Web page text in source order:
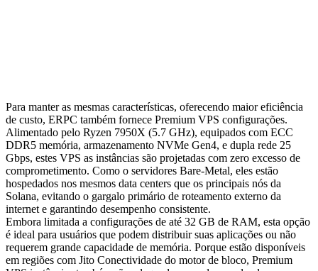
Para manter as mesmas características, oferecendo maior eficiência
de custo, ERPC também fornece Premium VPS configurações.
Alimentado pelo Ryzen 7950X (5.7 GHz), equipados com ECC
DDR5 memória, armazenamento NVMe Gen4, e dupla rede 25
Gbps, estes VPS as instâncias são projetadas com zero excesso de
comprometimento. Como o servidores Bare-Metal, eles estão
hospedados nos mesmos data centers que os principais nós da
Solana, evitando o gargalo primário de roteamento externo da
internet e garantindo desempenho consistente.
Embora limitada a configurações de até 32 GB de RAM, esta opção
é ideal para usuários que podem distribuir suas aplicações ou não
requerem grande capacidade de memória. Porque estão disponíveis
em regiões com Jito Conectividade do motor de bloco, Premium